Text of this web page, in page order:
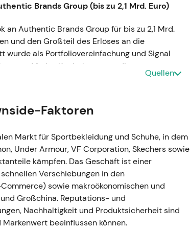
Brands Group (bis zu 2,1 Mrd. Euro)
an Authentic Brands Group für bis zu 2,1 Mrd.
und den Großteil des Erlöses an die
wurde als Portfoliovereinfachung und Signal
und freies Kapital stützten die
Katalysator mit taktischem Kursanstieg; die
später vollständige Einstellung
nach dem Einmarsch in die Ukraine aus
materielle Umsatzrisiko für 2022 wurde auf
. - Die geopolitische Lage erzeugte einen
Investoren versuchten, die
aus Reputationsgründen aber weitgehend.
das geopolitische Risiko in die
Quellen
Faktoren
Markt für Sportbekleidung und Schuhe, in dem
Under Armour, VF Corporation, Skechers sowie
kämpfen. Das Geschäft ist einer
Verschiebungen in den
sowie makroökonomischen und
Großchina. Reputations- und
Nachhaltigkeit und Produktsicherheit sind
beeinflussen können.